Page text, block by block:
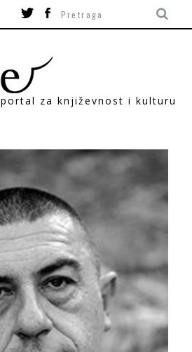
portal za književnost i kulturu